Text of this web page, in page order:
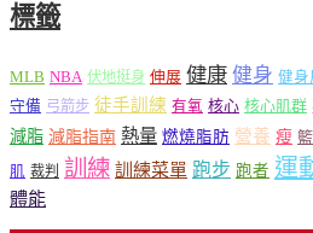
標籤
MLB NBA 伏地挺身 伸展 健康 健身 健身
守備 弓箭步 徒手訓練 有氧 核心 核心肌群
減脂 減脂指南 熱量 燃燒脂肪 營養 瘦
肌 裁判 訓練 訓練菜單 跑步 跑者 運
體能